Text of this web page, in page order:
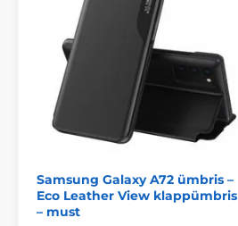
Samsung Galaxy A72 ümbris –
Eco Leather View klappümbris
– must